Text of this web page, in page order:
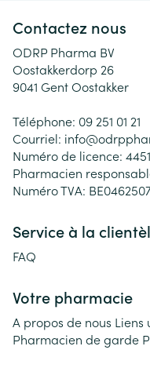
Contactez nous
ODRP Pharma BV
Oostakkerdorp 26
9041 Gent Oostakker
Téléphone: 09 251 01 21
Courriel: info@
Numéro de licence:
Pharmacien
Numéro TVA:
Service à la
FAQ
Votre pharmacie
A propos de nous Liens
Pharmacien de garde